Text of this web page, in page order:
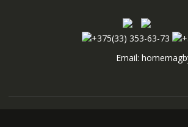
+375(33) 353-63-73
Email: